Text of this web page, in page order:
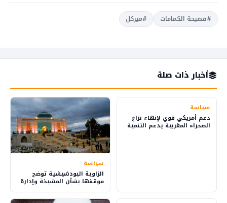
#فضيحة الكمامات #ميركل
أخبار ذات صلة
سياسة
دعم أمريكي قوي لإنهاء نزاع
الصحراء المغربية يدعم التنمية
سياسة
الزاوية البودشيشية توضح
موقفها بشأن المشيخة وإدارة